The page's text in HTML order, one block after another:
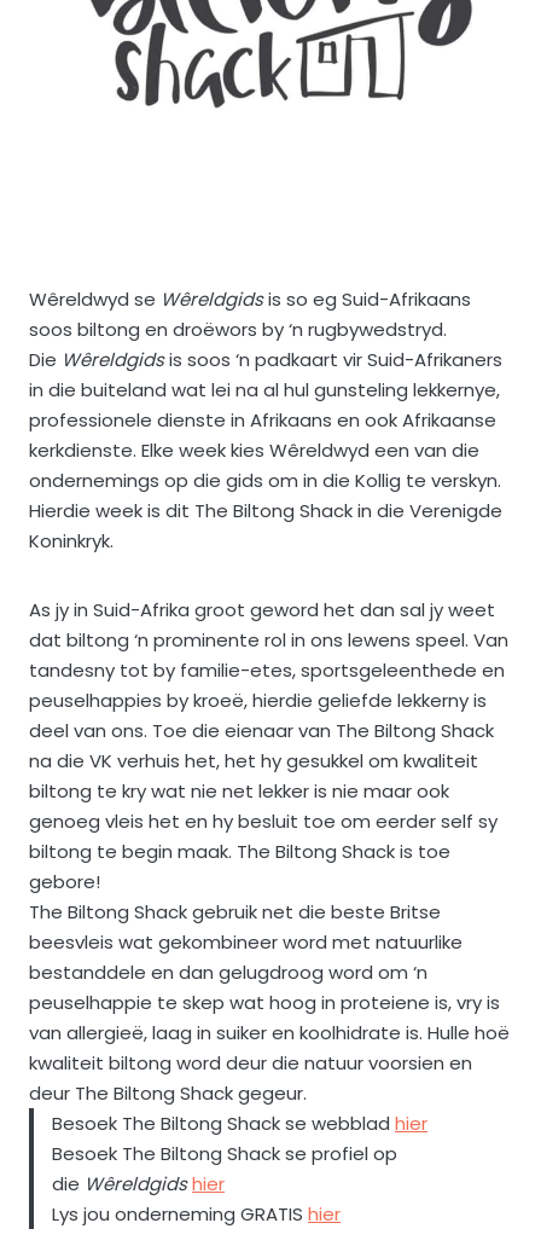
Wêreldwyd se Wêreldgidsis so eg Suid-Afrikaans
soos biltong en droëwors by ‘n rugbywedstryd.
Die Wêreldgidsis soos ‘n padkaart vir Suid-Afrikaners
in die buiteland wat lei na al hul gunsteling lekkernye,
professionele dienste in Afrikaans en ook Afrikaanse
kerkdienste. Elke week kies Wêreldwyd een van die
ondernemings op die gids om in die Kollig te verskyn.
Hierdie week is dit The Biltong Shack in die Verenigde
Koninkryk.
As jy in Suid-Afrika groot geword het dan sal jy weet
dat biltong ‘n prominente rol in ons lewens speel. Van
tandesny tot by familie-etes, sportsgeleenthede en
peuselhappies by kroeë, hierdie geliefde lekkerny is
deel van ons. Toe die eienaar van The Biltong Shack
na die VK verhuis het, het hy gesukkel om kwaliteit
biltong te kry wat nie net lekker is nie maar ook
genoeg vleis het en hy besluit toe om eerder self sy
biltong te begin maak. The Biltong Shack is toe
gebore!
The Biltong Shack gebruik net die beste Britse
beesvleis wat gekombineer word met natuurlike
bestanddele en dan gelugdroog word om ‘n
peuselhappie te skep wat hoog in proteiene is, vry is
van allergieë, laag in suiker en koolhidrate is. Hulle hoë
kwaliteit biltong word deur die natuur voorsien en
deur The Biltong Shack gegeur.
Besoek The Biltong Shack se webblad hier
Besoek The Biltong Shack se profiel op
die Wêreldgidshier
Lys jou onderneming GRATIS hier